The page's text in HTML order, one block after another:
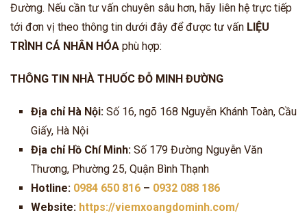
Đường. Nếu cần tư vấn chuyên sâu hơn, hãy liên hệ trực tiếp
tới đơn vị theo thông tin dưới đây để được tư vấn LIỆU
TRÌNH CÁ NHÂN HÓA phù hợp:
THÔNG TIN NHÀ THUỐC ĐỖ MINH ĐƯỜNG
Địa chỉ Hà Nội: Số 16, ngõ 168 Nguyễn Khánh Toàn, Cầu
Giấy, Hà Nội
Địa chỉ Hồ Chí Minh: Số 179 Đường Nguyễn Văn
Thương, Phường 25, Quận Bình Thạnh
Hotline: 0984 650 816 – 0932 088 186
Website: https://viemxoangdominh.com/